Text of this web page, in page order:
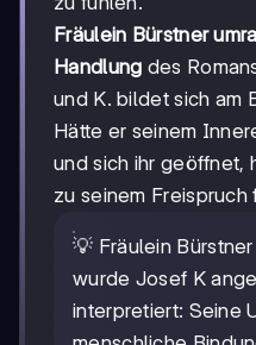
Fräulein Bürstner
Handlung des
und K. bildet sich am
Hätte er seinem
und sich ihr geöffnet,
zu seinem Freispruch
💡 Fräulein
wurde Josef K
interpretiert: Seine